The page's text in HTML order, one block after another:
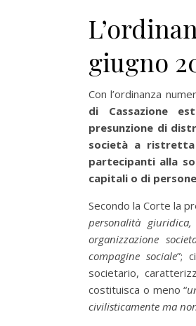
giugno
Con l’ordinanza
di Cassazione
presunzione di
società a
partecipanti alla
capitali o di persone
Secondo la Corte la
personalità
organizzazione
compagine sociale”;
societario,
costituisca o meno “
civilisticamente ma